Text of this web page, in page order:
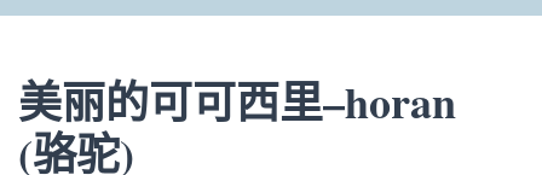
管理
美丽的可可西里–horan
(骆驼)